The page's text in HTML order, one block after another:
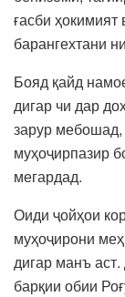
ғасби ҳокимият
барангехтани
Бояд қайд
дигар чи дар
зарур мебошад,
муҳоҷирпазир
мегардад.
Оиди ҷойҳои
муҳоҷирони
дигар манъ
барқии обии